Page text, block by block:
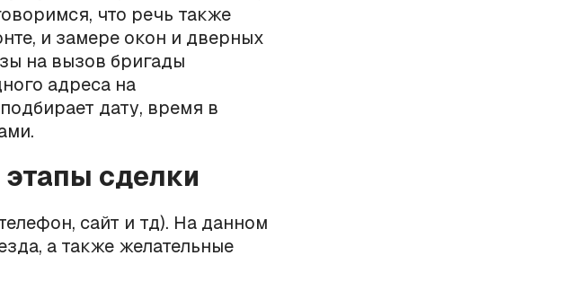
что речь также
и замере окон и дверных
на вызов бригады
адреса на
дату, время в
сделки
сайт и тд). На данном
а также желательные